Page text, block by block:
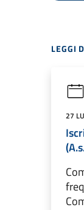
LEGGI
27